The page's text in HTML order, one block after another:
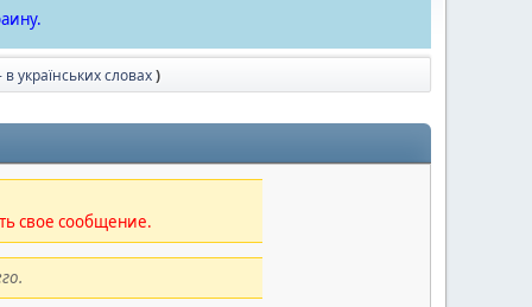
українських словах)
свое сообщение.